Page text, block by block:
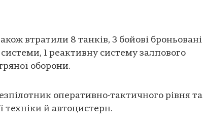
втратили 8 танків, 3 бойові броньовані
1 реактивну систему залпового
оборони.
оперативно-тактичного рівня та
техніки й автоцистерн.